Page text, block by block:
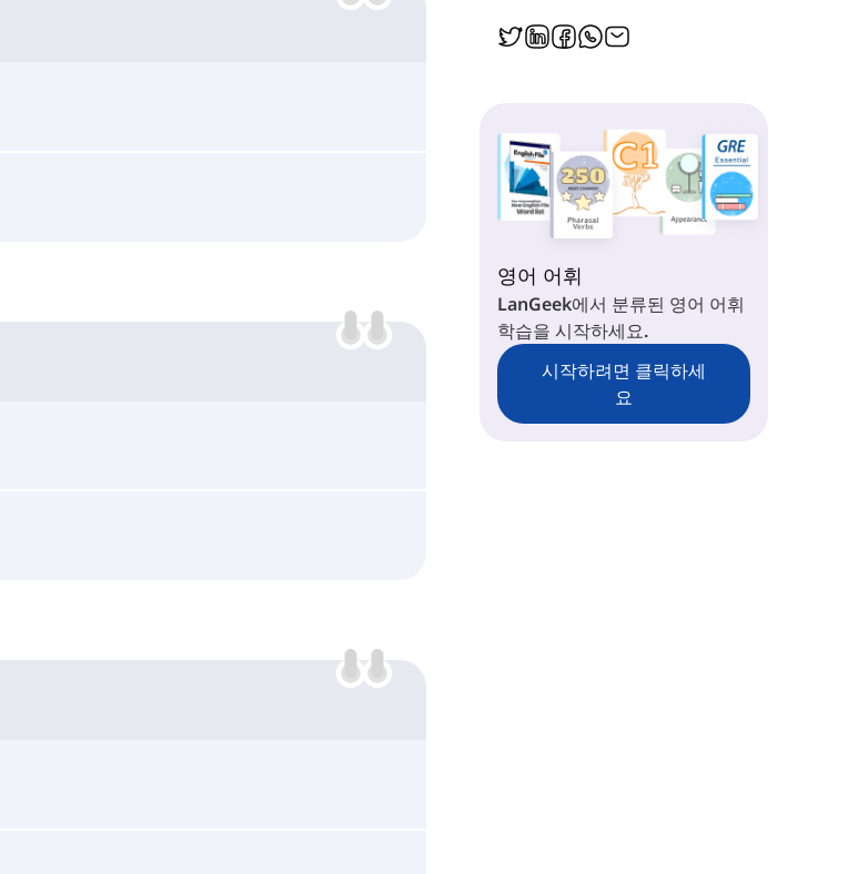
영어 어휘
LanGeek에서 분류된 영어 어휘
학습을 시작하세요.
시작하려면 클릭하세
요